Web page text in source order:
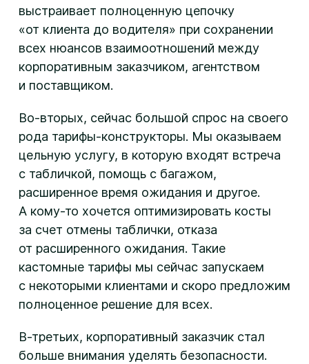
выстраивает полноценную цепочку
«от клиента до водителя» при сохранении
всех нюансов взаимоотношений между
корпоративным заказчиком, агентством
и поставщиком.
Во-вторых, сейчас большой спрос на своего
рода тарифы-конструкторы. Мы оказываем
цельную услугу, в которую входят встреча
с табличкой, помощь с багажом,
расширенное время ожидания и другое.
А кому-то хочется оптимизировать косты
за счет отмены таблички, отказа
от расширенного ожидания. Такие
кастомные тарифы мы сейчас запускаем
с некоторыми клиентами и скоро предложим
полноценное решение для всех.
В-третьих, корпоративный заказчик стал
больше внимания уделять безопасности.